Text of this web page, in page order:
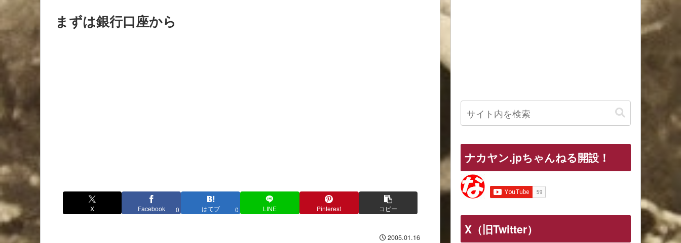
まずは銀行口座から
X Facebook 0 はてブ 0 LINE Pinterest コピー
2005.01.16
ナカヤン.jpちゃんねる開設！
X（旧Twitter）